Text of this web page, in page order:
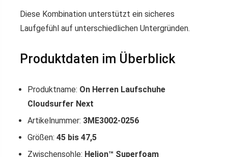
Diese Kombination unterstützt ein sicheres
Laufgefühl auf unterschiedlichen Untergründen.
Produktdaten im Überblick
Produktname: On Herren Laufschuhe
Cloudsurfer Next
Artikelnummer: 3ME3002-0256
Größen: 45 bis 47,5
Zwischensohle: Helion™ Superfoam